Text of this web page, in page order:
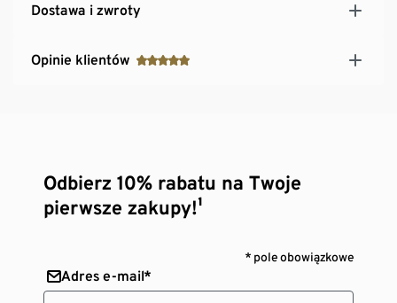
Dostawa i zwroty
Opinie klientów
Odbierz 10% rabatu na Twoje
pierwsze zakupy!¹
* pole obowiązkowe
Adres e-mail*